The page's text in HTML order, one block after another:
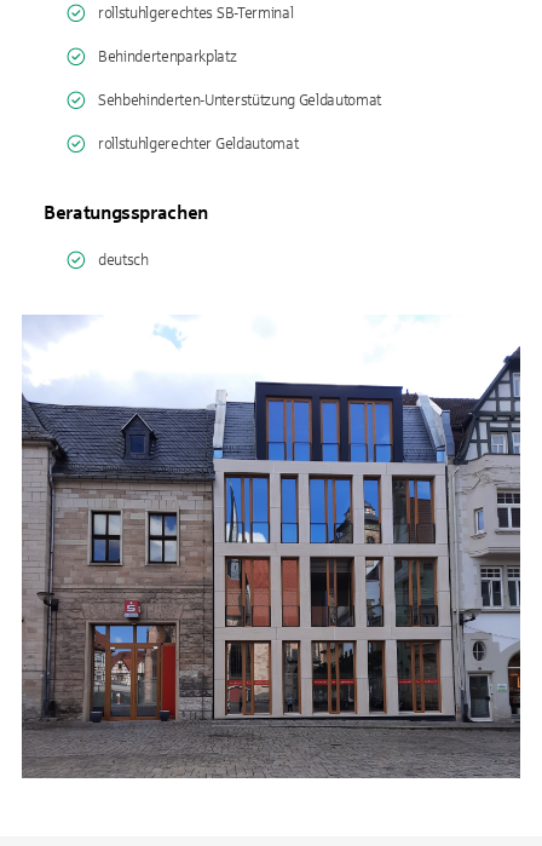
rollstuhlgerechtes SB-Terminal
Behindertenparkplatz
Sehbehinderten-Unterstützung Geldautomat
rollstuhlgerechter Geldautomat
Beratungssprachen
deutsch